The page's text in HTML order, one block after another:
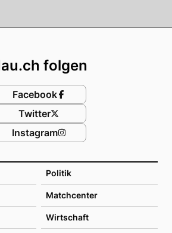
Politik
Matchcenter
Wirtschaft
folgen
Facebook
Twitter
Instagram